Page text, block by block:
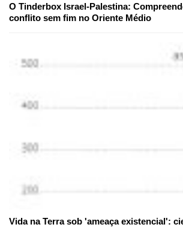
O Tinderbox Israel-Palestina:
conflito sem fim no Oriente Médio
Vida na Terra sob 'ameaça existencial':